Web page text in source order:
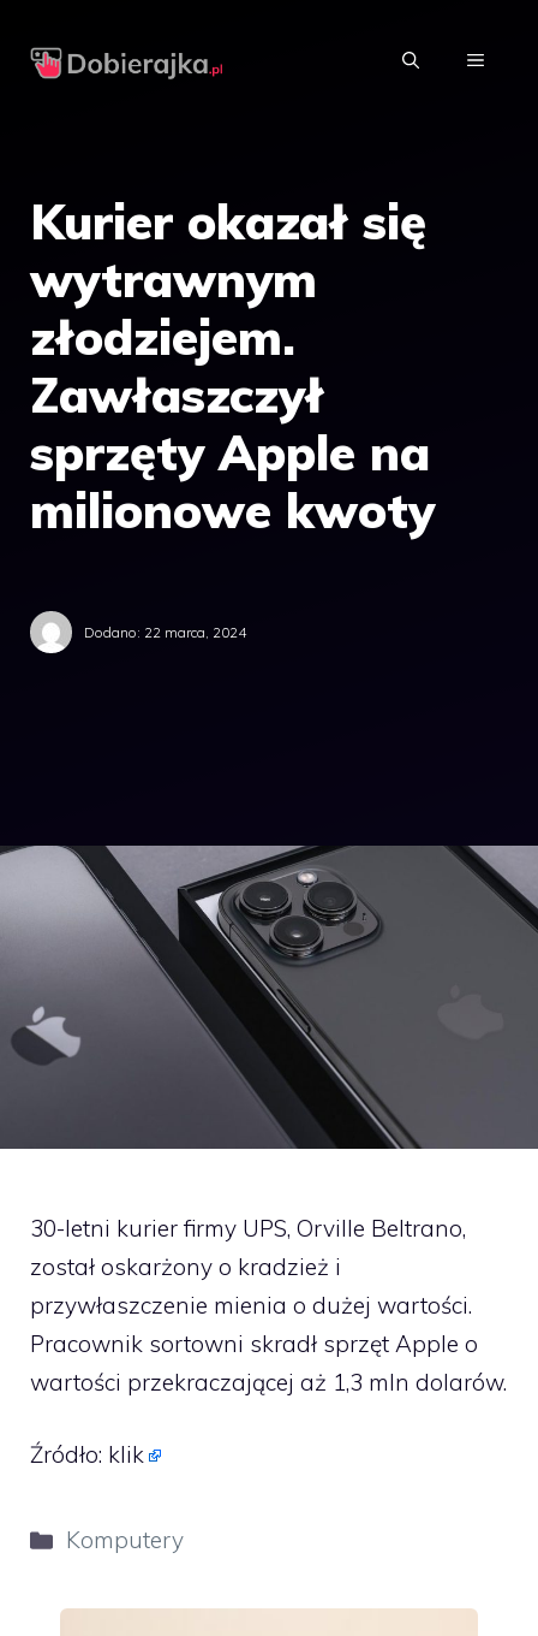
MENU
Kurier okazał się
wytrawnym
złodziejem.
Zawłaszczył
sprzęty Apple na
milionowe kwoty
Dodano: 22 marca, 2024
30-letni kurier firmy UPS, Orville Beltrano,
został oskarżony o kradzież i
przywłaszczenie mienia o dużej wartości.
Pracownik sortowni skradł sprzęt Apple o
wartości przekraczającej aż 1,3 mln dolarów.
Źródło: klik
Kategorie
Komputery